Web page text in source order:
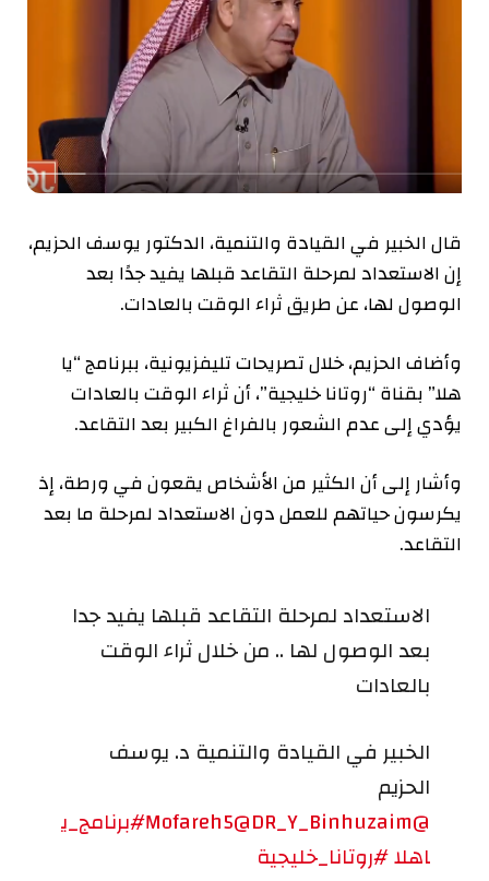
قال الخبير في القيادة والتنمية، الدكتور يوسف الحزيم،
إن الاستعداد لمرحلة التقاعد قبلها يفيد جدًا بعد
الوصول لها، عن طريق ثراء الوقت بالعادات.
وأضاف الحزيم، خلال تصريحات تليفزيونية، ببرنامج “يا
هلا” بقناة “روتانا خليجية”، أن ثراء الوقت بالعادات
يؤدي إلى عدم الشعور بالفراغ الكبير بعد التقاعد.
وأشار إلى أن الكثير من الأشخاص يقعون في ورطة، إذ
يكرسون حياتهم للعمل دون الاستعداد لمرحلة ما بعد
التقاعد.
الاستعداد لمرحلة التقاعد قبلها يفيد جدا
بعد الوصول لها .. من خلال ثراء الوقت
بالعادات
الخبير في القيادة والتنمية د. يوسف
الحزيم
@Mofareh5
@DR_Y_Binhuzaim
#برنامج_ي
اهلا#روتانا_خليجية